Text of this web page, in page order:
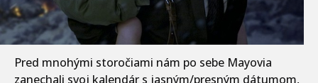
Pred mnohými storočiami nám po sebe Mayovia
zanechali svoj kalendár s jasným/presným dátumom,